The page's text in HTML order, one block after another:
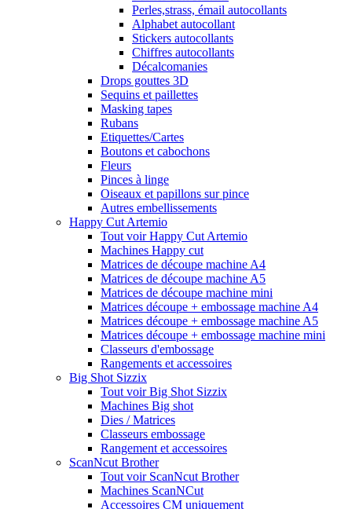
Perles,strass, émail autocollants
Alphabet autocollant
Stickers autocollants
Chiffres autocollants
Décalcomanies
Drops gouttes 3D
Sequins et paillettes
Masking tapes
Rubans
Etiquettes/Cartes
Boutons et cabochons
Fleurs
Pinces à linge
Oiseaux et papillons sur pince
Autres embellissements
Happy Cut Artemio
Tout voir Happy Cut Artemio
Machines Happy cut
Matrices de découpe machine A4
Matrices de découpe machine A5
Matrices de découpe machine mini
Matrices découpe + embossage machine A4
Matrices découpe + embossage machine A5
Matrices découpe + embossage machine mini
Classeurs d'embossage
Rangements et accessoires
Big Shot Sizzix
Tout voir Big Shot Sizzix
Machines Big shot
Dies / Matrices
Classeurs embossage
Rangement et accessoires
ScanNcut Brother
Tout voir ScanNcut Brother
Machines ScanNCut
Accessoires CM uniquement